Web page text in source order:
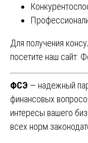
Для получения
посетите наш сайт:
ФСЭ — надежный
финансовых
интересы вашего
всех норм